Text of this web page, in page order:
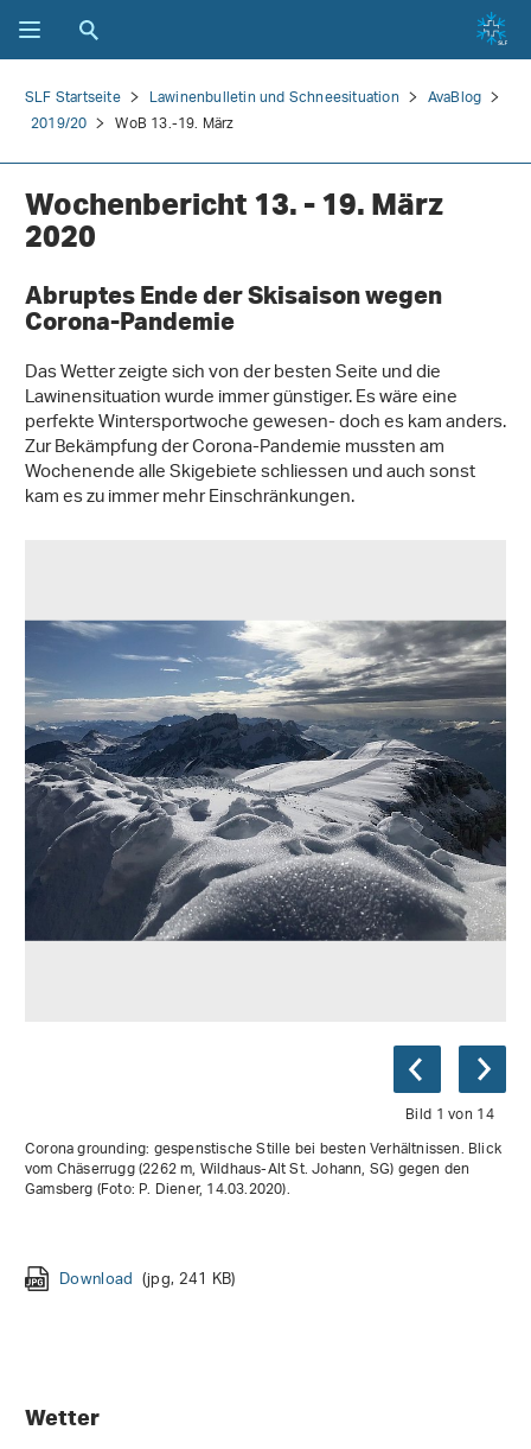
SLF Startseite Lawinenbulletin und Schneesituation
AvaBlog
2019/20
WoB 13.-19. März
Wochenbericht 13. - 19. März
2020
Abruptes Ende der Skisaison wegen
Corona-Pandemie
Das Wetter zeigte sich von der besten Seite und die
Lawinensituation wurde immer günstiger. Es wäre eine
perfekte Wintersportwoche gewesen- doch es kam anders.
Zur Bekämpfung der Corona-Pandemie mussten am
Wochenende alle Skigebiete schliessen und auch sonst
kam es zu immer mehr Einschränkungen.
Bild 1 von 14
Corona grounding: gespenstische Stille bei besten Verhältnissen. Blick
vom Chäserrugg (2262 m, Wildhaus-Alt St. Johann, SG) gegen den
Gamsberg (Foto: P. Diener, 14.03.2020).
Download (jpg, 241 KB)
Download (jpg, 390 KB)
Download (jpg, 332 KB)
Download (jpg, 377 KB)
Download (jpg, 367 KB)
Download (jpg, 241 KB)
Wetter